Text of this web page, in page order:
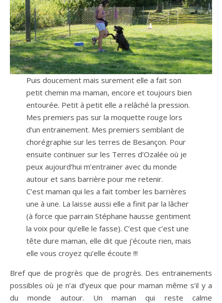
Puis doucement mais surement elle a fait son
petit chemin ma maman, encore et toujours bien
entourée. Petit à petit elle a relâché la pression.
Mes premiers pas sur la moquette rouge lors
d’un entrainement. Mes premiers semblant de
chorégraphie sur les terres de Besançon. Pour
ensuite continuer sur les Terres d’Ozalée où je
peux aujourd’hui m’entrainer avec du monde
autour et sans barrière pour me retenir.
C’est maman qui les a fait tomber les barrières
une à une. La laisse aussi elle a finit par la lâcher
(à force que parrain Stéphane hausse gentiment
la voix pour qu’elle le fasse). C’est que c’est une
tête dure maman, elle dit que j’écoute rien, mais
elle vous croyez qu’elle écoute !!!
Bref que de progrès que de progrès. Des entrainements
possibles où je n’ai d’yeux que pour maman même s’il y a
du monde autour. Un maman qui reste calme